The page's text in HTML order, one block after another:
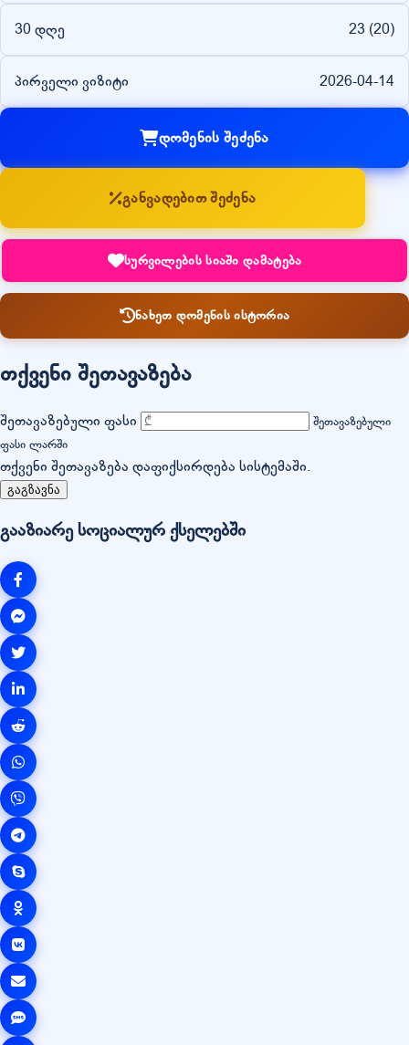
30 დღე 23 (20)
პირველი ვიზიტი 2026-04-14
დომენის შეძენა
განვადებით შეძენა
სურვილების სიაში დამატება
ნახეთ დომენის ისტორია
თქვენი შეთავაზება
შეთავაზებული ფასი
შეთავაზებული
ფასი ლარში
თქვენი შეთავაზება დაფიქსირდება სისტემაში.
გაგზავნა
გააზიარე სოციალურ ქსელებში